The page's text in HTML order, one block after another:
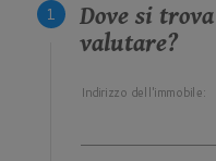
Dove si
valutare?
Indirizzo dell'immobile: